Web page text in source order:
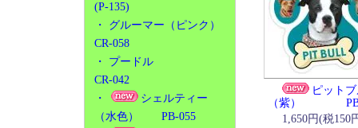
(P-135)
・ グルーマー（ピンク）
CR-058
・ プードル
CR-042
・
シェルティー
（水色） PB-055
ピット
（紫） PB-
1,650円(税150